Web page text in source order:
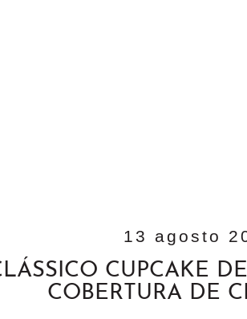
13 agosto
CUPCAKE
COBERTURA DE